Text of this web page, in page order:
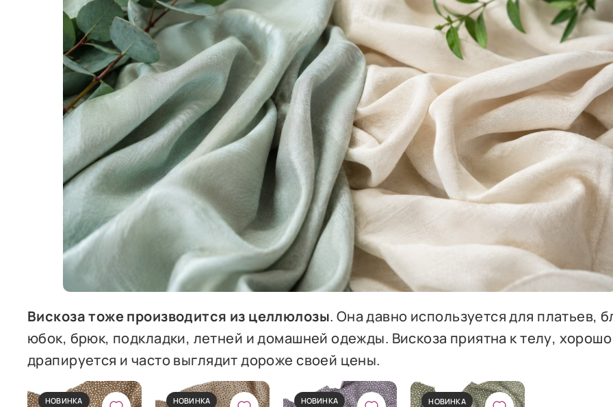
Вискоза тоже производится из целлюлозы. Она давно используется для платьев,
юбок, брюк, подкладки, летней и домашней одежды. Вискоза приятна к телу, хорошо
драпируется и часто выглядит дороже своей цены.
НОВИНКА
НОВИНКА
НОВИНКА
НОВИНКА